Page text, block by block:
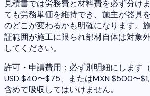
見積書では労務費と材料費を必ず分け
ても労務単価を維持でき、施主が器具
のどこが変わるかも明確になります。
証範囲が施工に限られ部材自体は対象
してください。
許可・申請費用：必ず別明細にします
USD $40〜$75、またはMXN $500〜
含めて吸収してはいけません。